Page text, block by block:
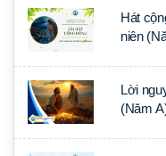
Hát
niên
Lời
(Năm